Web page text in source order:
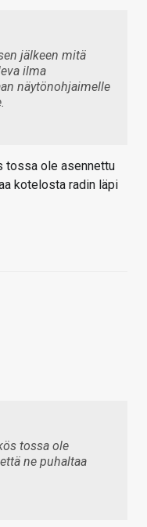
jälkeen mitä
ilma
näytönohjaimelle
tossa ole asennettu
kotelosta radin läpi
tossa ole
ne puhaltaa